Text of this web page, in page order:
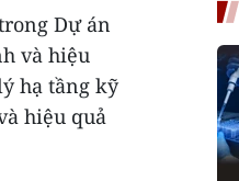
Dự án
và hiệu
hạ tầng kỹ
hiệu quả